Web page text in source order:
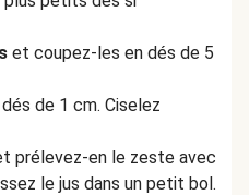
et coupez-les en dés de 5
de 1 cm. Ciselez
prélevez-en le zeste avec
le jus dans un petit bol.